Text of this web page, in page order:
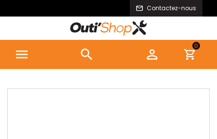
Contactez-nous
  
0